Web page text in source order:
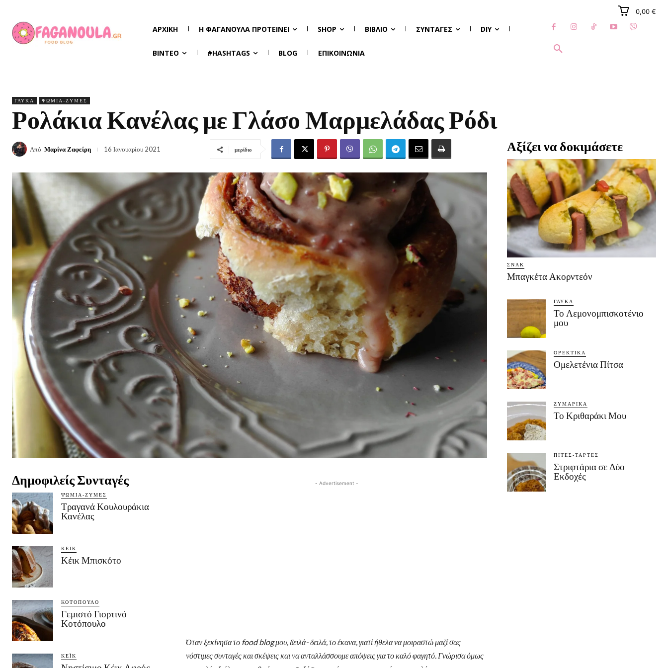
0,00 €
ΑΡΧΙΚΉ Η ΦΑΓΑΝΟΎΛΑ ΠΡΟΤΕΊΝΕΙ SHOP ΒΙΒΛΊΟ ΣΥΝΤΑΓΈΣ DIY
ΒΊΝΤΕΟ #HASHTAGS BLOG ΕΠΙΚΟΙΝΩΝΊΑ
ΓΛΥΚΆ ΨΩΜΙΆ-ΖΎΜΕΣ
Ρολάκια Κανέλας με Γλάσο Μαρμελάδας Ρόδι
Από Μαρίνα Ζαφείρη 16 Ιανουαρίου 2021 μερίδιο
Δημοφιλείς Συνταγές
ΨΩΜΙΆ-ΖΎΜΕΣ
Τραγανά Κουλουράκια
Κανέλας
ΚΈΙΚ
Κέικ Μπισκότο
ΚΟΤΌΠΟΥΛΟ
Γεμιστό Γιορτινό
Κοτόπουλο
ΚΈΙΚ
- Advertisement -
Όταν ξεκίνησα το food blog μου, δειλά- δειλά, το έκανα, γιατί ήθελα να μοιραστώ μαζί σας
νόστιμες συνταγές και σκέψεις και να ανταλλάσσουμε απόψεις για το καλό φαγητό. Γνώρισα όμως
Αξίζει να δοκιμάσετε
ΣΝΑΚ
Μπαγκέτα Ακορντεόν
ΓΛΥΚΆ
Το Λεμονομπισκοτένιο
μου
ΟΡΕΚΤΙΚΆ
Ομελετένια Πίτσα
ΖΥΜΑΡΙΚΆ
Το Κριθαράκι Μου
ΠΊΤΕΣ-ΤΆΡΤΕΣ
Στριφτάρια σε Δύο
Εκδοχές